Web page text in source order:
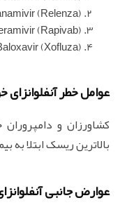
(Zanamivir (Relenza
(Peramivir (Rapivab
(Baloxavir (Xofluza
عوامل خطر آنفلوانزای
کشاورزان و
بالاترین ریسک ابتلا به
عوارض جانبی